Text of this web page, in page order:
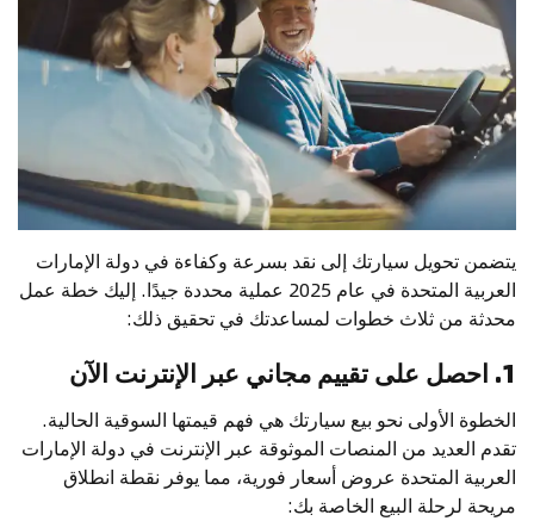
يتضمن تحويل سيارتك إلى نقد بسرعة وكفاءة في دولة الإمارات
العربية المتحدة في عام 2025 عملية محددة جيدًا. إليك خطة عمل
محدثة من ثلاث خطوات لمساعدتك في تحقيق ذلك:
1. احصل على تقييم مجاني عبر الإنترنت الآن
الخطوة الأولى نحو بيع سيارتك هي فهم قيمتها السوقية الحالية.
تقدم العديد من المنصات الموثوقة عبر الإنترنت في دولة الإمارات
العربية المتحدة عروض أسعار فورية، مما يوفر نقطة انطلاق
مريحة لرحلة البيع الخاصة بك: